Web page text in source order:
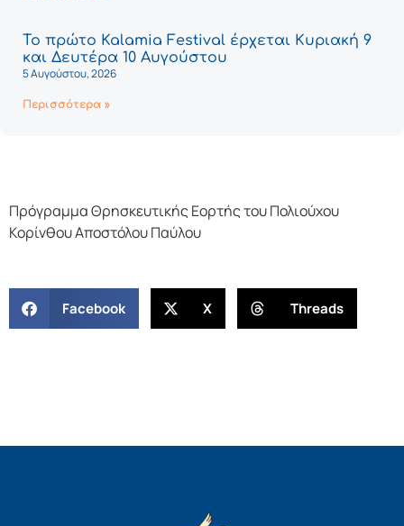
Το πρώτο Kalamia Festival έρχεται Κυριακή 9
και Δευτέρα 10 Αυγούστου
5 Αυγούστου, 2026
Περισσότερα »
Πρόγραμμα Θρησκευτικής Εορτής του Πολιούχου
Κορίνθου Αποστόλου Παύλου
Facebook X Threads